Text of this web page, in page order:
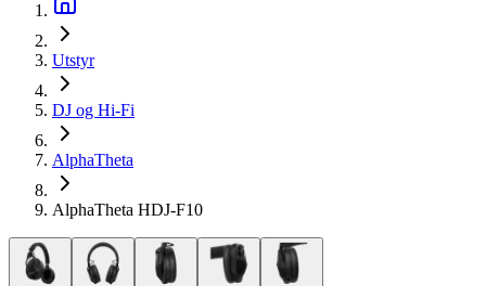
Utstyr
DJ og Hi-Fi
AlphaTheta
AlphaTheta HDJ-F10